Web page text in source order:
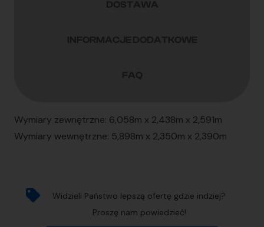
Wymiary zewnętrzne: 6,058m x 2,438m x 2,591m
Wymiary wewnętrzne: 5,898m x 2,350m x 2,390m
Widzieli Państwo lepszą ofertę gdzie indziej?
Proszę nam powiedzieć!